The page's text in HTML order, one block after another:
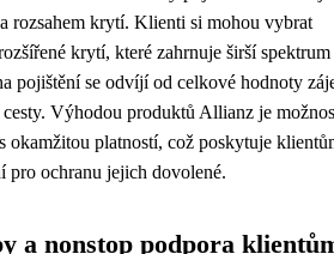
rozsahem krytí. Klienti si mohou vybrat
krytí, které zahrnuje širší spektrum
pojištění se odvíjí od celkové hodnoty
Výhodou produktů Allianz je
okamžitou platností, což poskytuje
pro ochranu jejich dovolené.
a nonstop podpora